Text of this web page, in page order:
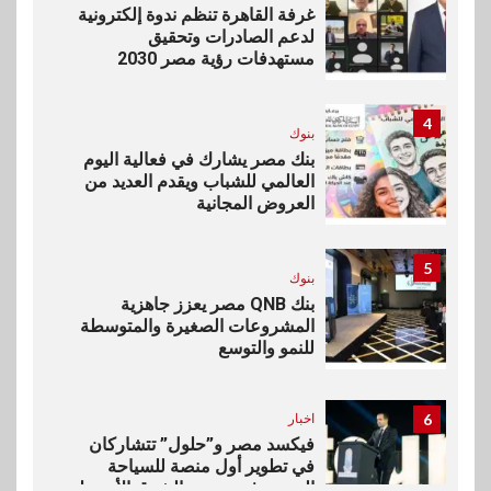
غرفة القاهرة تنظم ندوة إلكترونية
لدعم الصادرات وتحقيق
مستهدفات رؤية مصر 2030
4
بنوك
بنك مصر يشارك في فعالية اليوم
العالمي للشباب ويقدم العديد من
العروض المجانية
5
بنوك
بنك QNB مصر يعزز جاهزية
المشروعات الصغيرة والمتوسطة
للنمو والتوسع
6 اخبار
فيكسد مصر و”حلول” تتشاركان
في تطوير أول منصة للسياحة